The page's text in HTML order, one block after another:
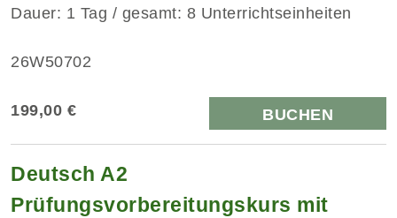
Dauer: 1 Tag / gesamt: 8 Unterrichtseinheiten
26W50702
199,00 € BUCHEN
Deutsch A2
Prüfungsvorbereitungskurs mit